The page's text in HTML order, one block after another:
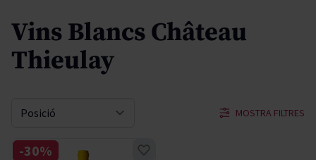
Vins Blancs Château
Thieulay
MOSTRA FILTRES
Sort By
-30%